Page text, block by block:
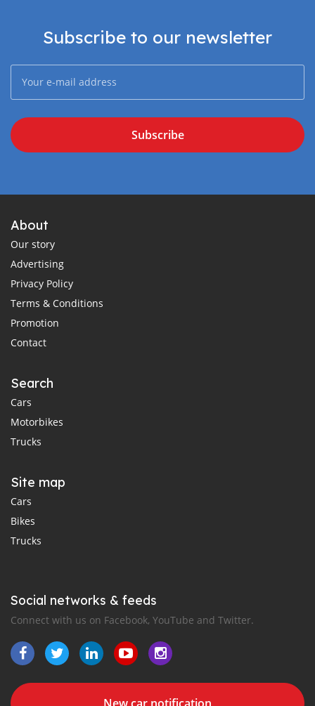
Subscribe to our newsletter
Subscribe
About
Our story
Advertising
Privacy Policy
Terms & Conditions
Promotion
Contact
Search
Cars
Motorbikes
Trucks
Site map
Cars
Bikes
Trucks
Social networks & feeds
Connect with us on Facebook, YouTube and Twitter.